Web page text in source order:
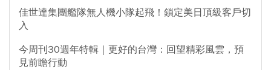
佳世達集團艦隊無人機小隊起飛！鎖定美日頂級客戶切
入
今周刊30週年特輯｜更好的台灣：回望精彩風雲，預
見前瞻行動